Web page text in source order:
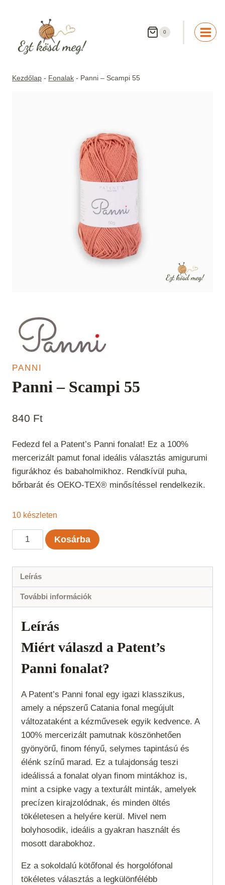
0
Kezdőlap - Fonalak - Panni – Scampi 55
PANNI
Panni – Scampi 55
840 Ft
Fedezd fel a Patent’s Panni fonalat! Ez a 100%
mercerizált pamut fonal ideális választás amigurumi
figurákhoz és babaholmikhoz. Rendkívül puha,
bőrbarát és OEKO-TEX® minősítéssel rendelkezik.
10 készleten
Panni
-
mennyiség
Kosárba
Leírás
További információk
Leírás
Miért válaszd a Patent’s
Panni fonalat?
A Patent’s Panni fonal egy igazi klasszikus,
amely a népszerű Catania fonal megújult
változataként a kézművesek egyik kedvence. A
100% mercerizált pamutnak köszönhetően
gyönyörű, finom fényű, selymes tapintású és
élénk színű marad. Ez a tulajdonság teszi
ideálissá a fonalat olyan finom mintákhoz is,
mint a csipke vagy a texturált minták, amelyek
precízen kirajzolódnak, és minden öltés
tökéletesen a helyére kerül. Mivel nem
bolyhosodik, ideális a gyakran használt és
mosott darabokhoz.
Ez a sokoldalú kötőfonal és horgolófonal
tökéletes választás a legkülönfélébb